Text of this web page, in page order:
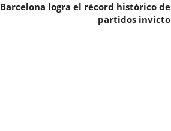
Barcelona logra el récord histórico de
partidos invicto